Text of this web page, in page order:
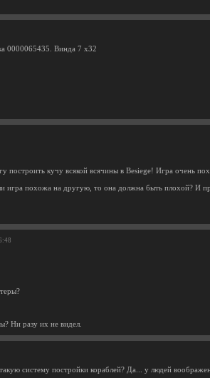
0000065435. Винда 7 x32
построить кучу всякой всячины в Besiege! Игра очень
игра похожа на другую, то она должна быть плохой? И
Ни разу их не видел.
систему постройки кораблей? Да... у людей